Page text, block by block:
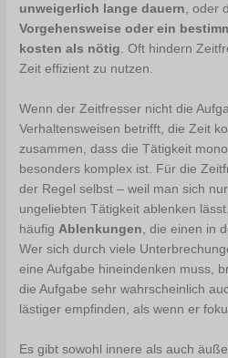
unweigerlich lange dauern , oder
Vorgehensweise oder ein
kosten als nötig . Oft hindern
Zeit effizient zu nutzen.
Wenn der Zeitfresser nicht die
Verhaltensweisen betrifft, die Zeit
zusammen, dass die Tätigkeit
besonders komplex ist. Für die
der Regel selbst – weil man sich
ungeliebten Tätigkeit ablenken
häufig Ablenkungen , die einen in
Wer sich durch viele
eine Aufgabe hineindenken muss,
die Aufgabe sehr wahrscheinlich
lästiger empfinden, als wenn er
Es gibt sowohl innere als auch